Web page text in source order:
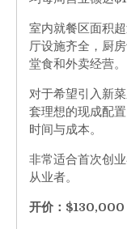
室内就餐区面积
厅设施齐全，厨
堂食和外卖经营。
对于希望引入新
套理想的现成配
时间与成本。
非常适合首次创
从业者。
开价：$130,000